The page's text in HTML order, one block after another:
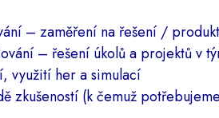
– zaměření na řešení / produkt
– řešení úkolů a projektů v
využití her a simulací
zkušeností (k čemuž